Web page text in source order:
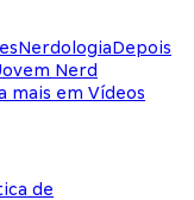
NerdologiaDepois
Nerd
mais em Vídeos
de